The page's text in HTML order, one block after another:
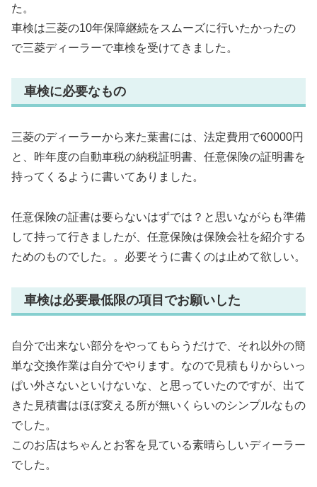
た。
車検は三菱の10年保障継続をスムーズに行いたかったの
で三菱ディーラーで車検を受けてきました。
車検に必要なもの
三菱のディーラーから来た葉書には、法定費用で60000円
と、昨年度の自動車税の納税証明書、任意保険の証明書を
持ってくるように書いてありました。
任意保険の証書は要らないはずでは？と思いながらも準備
して持って行きましたが、任意保険は保険会社を紹介する
ためのものでした。。必要そうに書くのは止めて欲しい。
車検は必要最低限の項目でお願いした
自分で出来ない部分をやってもらうだけで、それ以外の簡
単な交換作業は自分でやります。なので見積もりからいっ
ぱい外さないといけないな、と思っていたのですが、出て
きた見積書はほぼ変える所が無いくらいのシンプルなもの
でした。
このお店はちゃんとお客を見ている素晴らしいディーラー
でした。